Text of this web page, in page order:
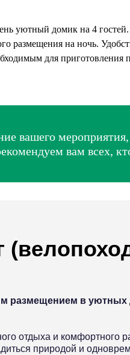
уютный домик на 4 гостей.
размещения на ночь.
для
вашего
вам всех,
размещением в уютных
отдыха и комфортного
природой и